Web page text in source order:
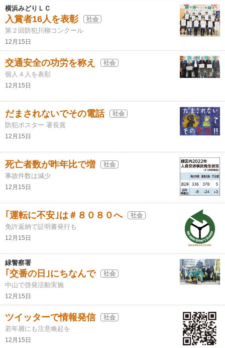
横浜みどりＬＣ
入賞者16人を表彰 社会
第２回防犯川柳コンクール
12月15日
交通安全の功労を称え 社会
個人４人を表彰
12月15日
だまされないでその電話 社会
防犯ポスター 署長賞
12月15日
死亡者数が昨年比で増 社会
事故件数は減少
12月15日
｢運転に不安｣は＃８０８０へ 社会
免許返納で証明書発行も
12月15日
緑警察署
｢交番の日｣にちなんで 社会
中山で啓発活動実施
12月15日
ツイッターで情報発信 社会
若年層にも注意喚起を
12月15日